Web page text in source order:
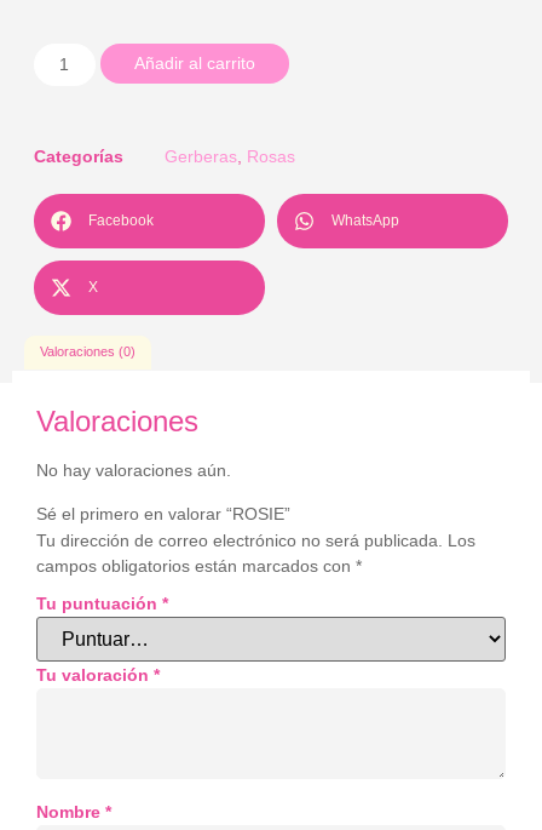
Añadir al carrito
Categorías Gerberas Rosas
Facebook WhatsApp
X
Valoraciones (0)
Valoraciones
No hay valoraciones aún.
Sé el primero en valorar “ROSIE”
Tu dirección de correo electrónico no será publicada.
Los
campos obligatorios están marcados con *
Tu puntuación *
Tu valoración *
Nombre *